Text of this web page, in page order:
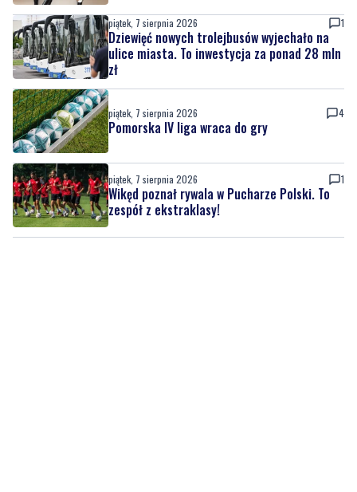
piątek, 7 sierpnia 2026 1
Dziewięć nowych trolejbusów wyjechało na
ulice miasta. To inwestycja za ponad 28 mln
zł
piątek, 7 sierpnia 2026 4
Pomorska IV liga wraca do gry
piątek, 7 sierpnia 2026 1
Wikęd poznał rywala w Pucharze Polski. To
zespół z ekstraklasy!